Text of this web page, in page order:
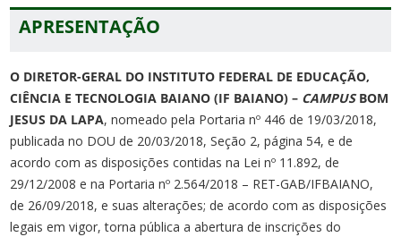
APRESENTAÇÃO
O DIRETOR-GERAL DO INSTITUTO FEDERAL DE EDUCAÇÃO,
CIÊNCIA E TECNOLOGIA BAIANO (IF BAIANO) – CAMPUSBOM
JESUS DA LAPA, nomeado pela Portaria nº 446 de 19/03/2018,
publicada no DOU de 20/03/2018, Seção 2, página 54, e de
acordo com as disposições contidas na Lei nº 11.892, de
29/12/2008 e na Portaria nº 2.564/2018 – RET-GAB/IFBAIANO,
de 26/09/2018, e suas alterações; de acordo com as disposições
legais em vigor, torna pública a abertura de inscrições do